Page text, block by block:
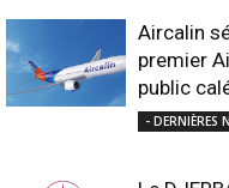
Aircalin
premier
public
- DERNIÈRES